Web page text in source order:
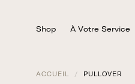
Shop À Votre Service
ACCUEIL / PULLOVER